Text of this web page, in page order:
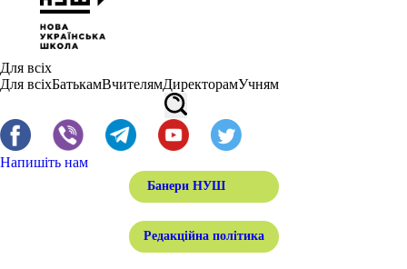
Для всіх
Для всіхБатькамВчителямДиректорамУчням
Напишіть нам
Банери НУШ
Редакційна політика